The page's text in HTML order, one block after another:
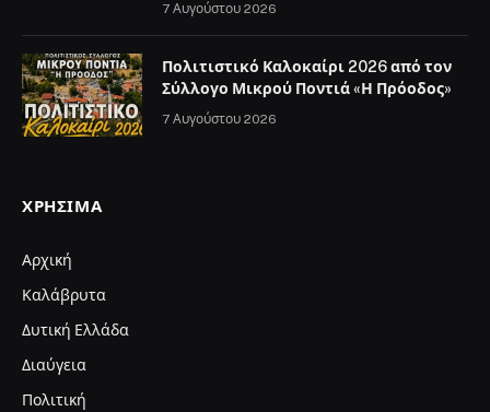
7 Αυγούστου 2026
Πολιτιστικό Καλοκαίρι 2026 από τον
Σύλλογο Μικρού Ποντιά «Η Πρόοδος»
7 Αυγούστου 2026
ΧΡΉΣΙΜΑ
Αρχική
Καλάβρυτα
Δυτική Ελλάδα
Διαύγεια
Πολιτική